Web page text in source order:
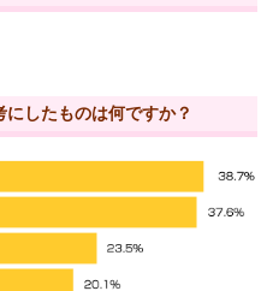
したものは何ですか？